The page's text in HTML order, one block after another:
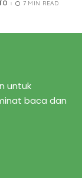
7 MIN READ
untuk
baca dan